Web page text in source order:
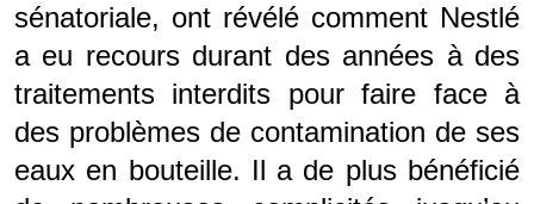
sénatoriale, ont révélé comment Nestlé
a eu recours durant des années à des
traitements interdits pour faire face à
des problèmes de contamination de ses
eaux en bouteille. Il a de plus bénéficié